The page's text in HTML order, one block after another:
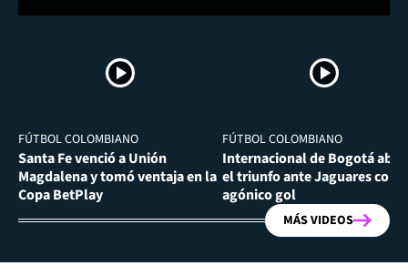
FÚTBOL COLOMBIANO
Santa Fe venció a Unión
Magdalena y tomó ventaja en la
Copa BetPlay
FÚTBOL COLOMBIANO
Internacional de Bogotá
el triunfo ante Jaguares con
agónico gol
MÁS VIDEOS